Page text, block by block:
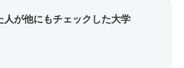
人が他にもチェックした大学